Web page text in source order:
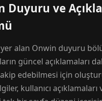
Duyuru ve
alan Onwin duyuru
güncel açıklamaları
edebilmesi için
kullanıcı